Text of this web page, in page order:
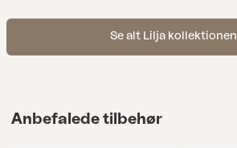
Se alt Lilja kollektionen
Anbefalede tilbehør